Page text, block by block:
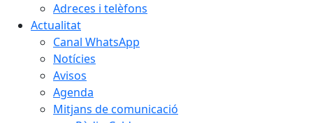
Adreces i telèfons
Actualitat
Canal WhatsApp
Notícies
Avisos
Agenda
Mitjans de comunicació